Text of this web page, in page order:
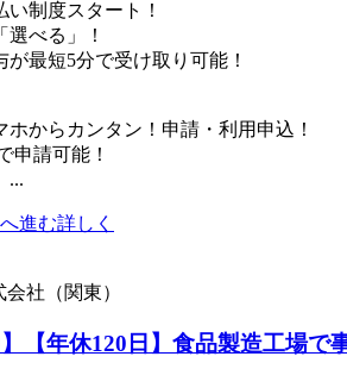
い制度スタート！
べる」！
が最短5分で受け取り可能！
ホからカンタン！申請・利用申込！
申請可能！
...
進む詳しく
社（関東）
】【年休120日】食品製造工場